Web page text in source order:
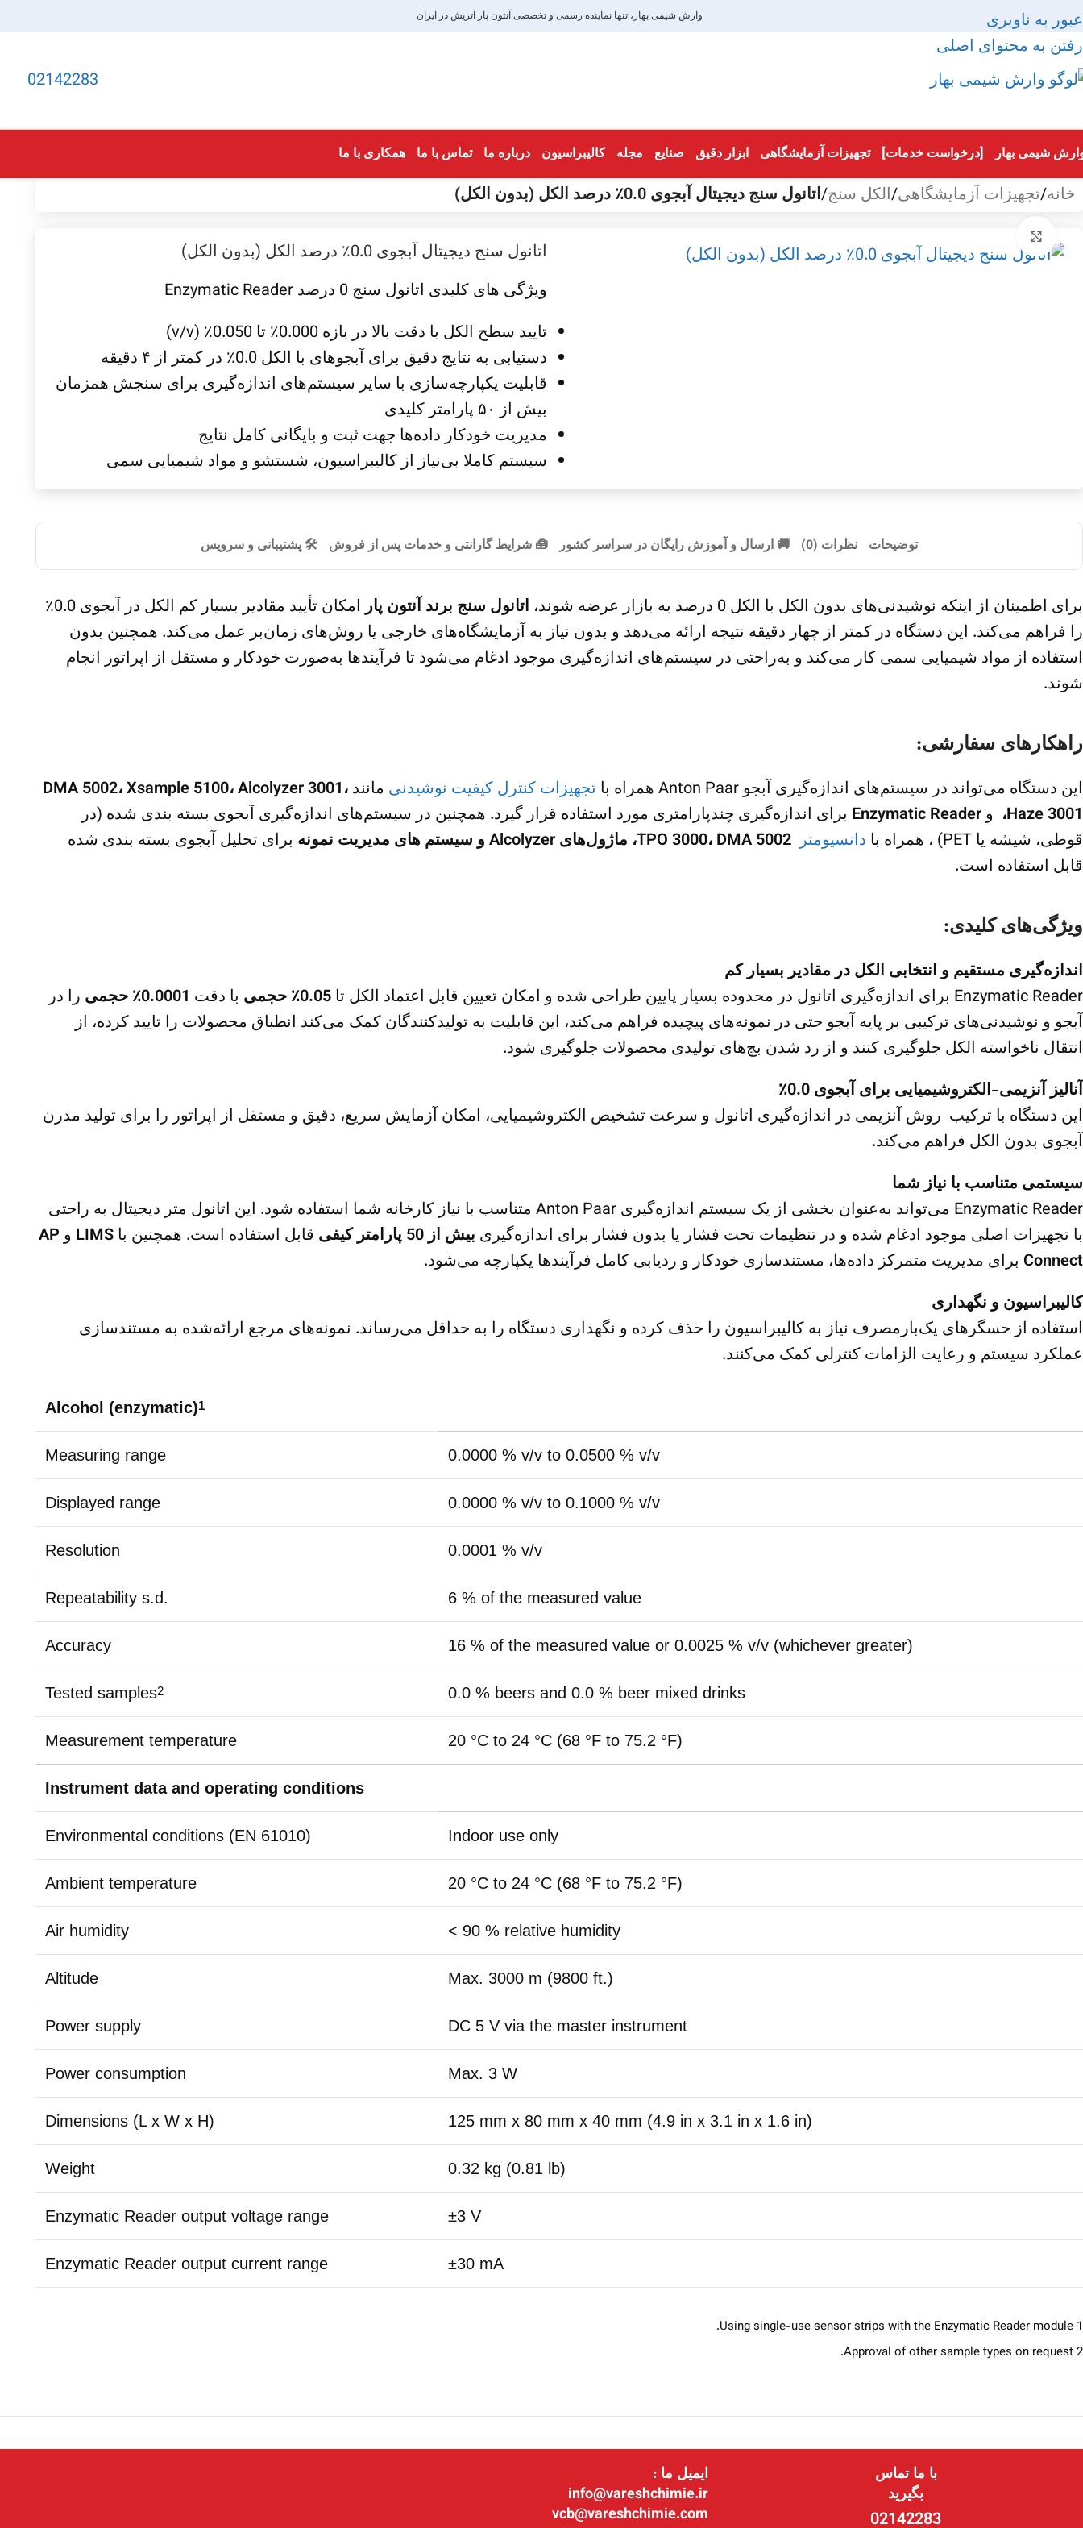
عبور به ناوبری
رفتن به محتوای اصلی
وارش شیمی بهار، تنها نماینده رسمی و تخصصی آنتون پار اتریش در ایران
02142283
شیمی بهار [درخواست خدمات] تجهیزات آزمایشگاهی ابزار دقیق صنایع مجله کالیبراسیون درباره ما تماس با ما همکاری با ما
خانه/تجهیزات آزمایشگاهی/الکل سنج/اتانول سنج دیجیتال آبجوی 0.0٪ درصد الکل (بدون الکل)
اتانول سنج دیجیتال آبجوی 0.0٪ درصد الکل (بدون الکل)
ویژگی های کلیدی اتانول سنج 0 درصد
Enzymatic Reader
تایید سطح الکل با دقت بالا در بازه 0.000٪ تا 0.050٪ (v/v)
دستیابی به نتایج دقیق برای آبجوهای با الکل 0.0٪ در کمتر از ۴ دقیقه
قابلیت یکپارچه‌سازی با سایر سیستم‌های اندازه‌گیری برای سنجش همزمان
بیش از ۵۰ پارامتر کلیدی
مدیریت خودکار داده‌ها جهت ثبت و بایگانی کامل نتایج
سیستم کاملا بی‌نیاز از کالیبراسیون، شستشو و مواد شیمیایی سمی
توضیحات نظرات (0) 🚚 ارسال و آموزش رایگان در سراسر کشور 🧰 شرایط گارانتی و خدمات پس از فروش 🛠️ پشتیبانی و سرویس
برای اطمینان از اینکه نوشیدنی‌های بدون الکل با الکل 0 درصد به بازار عرضه شوند، اتانول سنج برند آنتون پار
امکان تأیید مقادیر بسیار کم الکل در آبجوی 0.0٪
را فراهم می‌کند. این دستگاه در کمتر از چهار دقیقه نتیجه ارائه می‌دهد و بدون نیاز به آزمایشگاه‌های خارجی یا روش‌های زمان‌بر عمل می‌کند. همچنین بدون
استفاده از مواد شیمیایی سمی کار می‌کند و به‌راحتی در سیستم‌های اندازه‌گیری موجود ادغام می‌شود تا فرآیندها به‌صورت خودکار و مستقل از اپراتور انجام
شوند.
راهکارهای سفارشی:
این دستگاه می‌تواند در سیستم‌های اندازه‌گیری آبجو Anton Paar همراه با تجهیزات کنترل کیفیت نوشیدنی مانند DMA 5002،Xsample 5100،Alcolyzer 3001،
Haze 3001، وEnzymatic Reader برای اندازه‌گیری چندپارامتری مورد استفاده قرار گیرد. همچنین در سیستم‌های اندازه‌گیری آبجوی بسته بندی شده (در
قوطی، شیشه یا PET) ، همراه با
دانسیومتر TPO 3000،DMA 5002، ماژول‌های Alcolyzer و سیستم های مدیریت نمونه
برای تحلیل آبجوی بسته بندی شده
قابل استفاده است.
ویژگی‌های کلیدی:
اندازه‌گیری مستقیم و انتخابی الکل در مقادیر بسیار کم
Enzymatic Reader برای اندازه‌گیری اتانول در محدوده بسیار پایین طراحی شده و امکان تعیین قابل اعتماد الکل تا
0.05٪ حجمی با دقت 0.0001٪ حجمی
را در
آبجو و نوشیدنی‌های ترکیبی بر پایه آبجو حتی در نمونه‌های پیچیده فراهم می‌کند، این قابلیت به تولیدکنندگان کمک می‌کند انطباق محصولات را تایید کرده، از
انتقال ناخواسته الکل جلوگیری کنند و از رد شدن بچ‌های تولیدی محصولات جلوگیری شود.
آنالیز آنزیمی-الکتروشیمیایی برای آبجوی 0.0٪
این دستگاه با ترکیب روش آنزیمی در اندازه‌گیری اتانول و سرعت تشخیص الکتروشیمیایی، امکان آزمایش سریع، دقیق و مستقل از اپراتور را برای تولید مدرن
آبجوی بدون الکل فراهم می‌کند.
سیستمی متناسب با نیاز شما
Enzymatic Reader می‌تواند به‌عنوان بخشی از یک سیستم اندازه‌گیری Anton Paar متناسب با نیاز کارخانه شما استفاده شود. این اتانول متر دیجیتال به راحتی
با تجهیزات اصلی موجود ادغام شده و در تنظیمات تحت فشار یا بدون فشار برای اندازه‌گیری بیش از 50 پارامتر کیفی قابل استفاده است. همچنین باLIMS وAP
Connect برای مدیریت متمرکز داده‌ها، مستندسازی خودکار و ردیابی کامل فرآیندها یکپارچه می‌شود.
کالیبراسیون و نگهداری
استفاده از حسگرهای یک‌بارمصرف نیاز به کالیبراسیون را حذف کرده و نگهداری دستگاه را به حداقل می‌رساند. نمونه‌های مرجع ارائه‌شده به مستندسازی
عملکرد سیستم و رعایت الزامات کنترلی کمک می‌کنند.
Alcohol (enzymatic)1
Measuring range 0.0000 % v/v to 0.0500 % v/v
Displayed range 0.0000 % v/v to 0.1000 % v/v
Resolution 0.0001 % v/v
Repeatability s.d. 6 % of the measured value
Accuracy 16 % of the measured value or 0.0025 % v/v (whichever greater)
Tested samples2 0.0 % beers and 0.0 % beer mixed drinks
Measurement temperature 20 °C to 24 °C (68 °F to 75.2 °F)
Instrument data and operating conditions
Environmental conditions (EN 61010) Indoor use only
Ambient temperature 20 °C to 24 °C (68 °F to 75.2 °F)
Air humidity < 90 % relative humidity
Altitude Max. 3000 m (9800 ft.)
Power supply DC 5 V via the master instrument
Power consumption Max. 3 W
Dimensions (L x W x H) 125 mm x 80 mm x 40 mm (4.9 in x 3.1 in x 1.6 in)
Weight 0.32 kg (0.81 lb)
Enzymatic Reader output voltage range ±3 V
Enzymatic Reader output current range ±30 mA
1 Using single-use sensor strips with the Enzymatic Reader module.
2 Approval of other sample types on request.
با ما تماس
بگیرید
02142283
ایمیل ما :
info@vareshchimie.ir
vcb@vareshchimie.com